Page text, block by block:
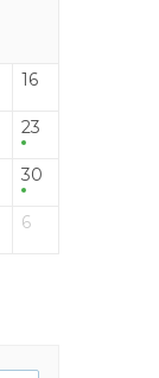
16
23
30
6